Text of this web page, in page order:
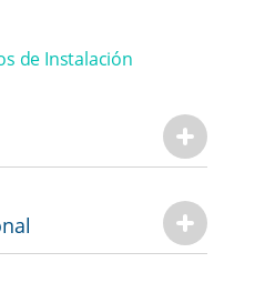
de Instalación